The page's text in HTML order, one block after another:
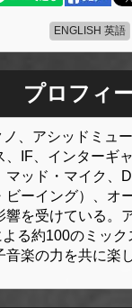
ENGLISH 英語
プロフィ
、アシッドミュ
IF、インターギ
ッド・マイク、
ーイング）、
を受けている。
る約100のミッ
楽の力を共に楽